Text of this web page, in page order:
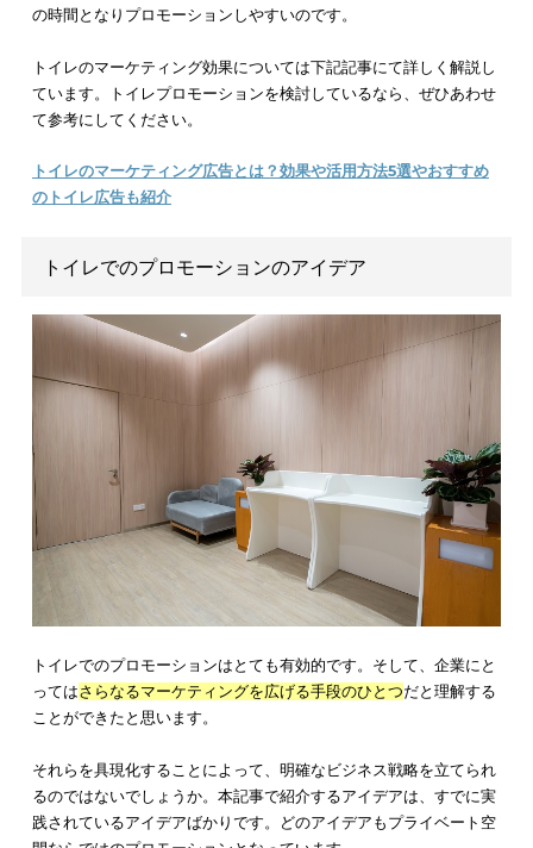
幅広い世代の方がトイレを使うことを想定します。すると、
ができるのです。また、映画館や病院といったトイレも目的が
なので、プロモーションしやすいといえます。
トイレ内でプロモーションすれば、ほぼ
で、そこでプロモーションすれば認知されることは間違いあり
るので有効です。
そこへターゲットを絞って狙ったプロモーション
をうちだせば、
人々は嫌でも目に入り脳裏に刻み込まれるのです。近年、トイ
ロモーションのビジネスが急速に発展したのは、このような
な認知力がトイレにはあると広まっているからです。
最近ではインターネットの発展もあり、商品を購入する際に様
媒体から情報を得ることが多いのが現状です。このような目ま
しく情報が流れていく中で、トイレの時間というのはある種、
の時間となりプロモーションしやすいのです。
トイレのマーケティング効果については下記記事にて詳しく解
ています。トイレプロモーションを検討しているなら、ぜひあ
て参考にしてください。
トイレのマーケティング広告とは？効果や活用方法5選やおすす
のトイレ広告も紹介